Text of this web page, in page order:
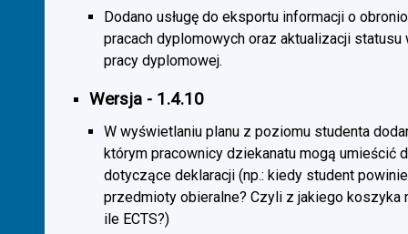
Dodano usługę do eksportu informacji o
pracach dyplomowych oraz aktualizacji
pracy dyplomowej.
Wersja - 1.4.10
W wyświetlaniu planu z poziomu studenta
którym pracownicy dziekanatu mogą umieścić
dotyczące deklaracji (np.: kiedy student
przedmioty obieralne? Czyli z jakiego koszyka
ile ECTS?)